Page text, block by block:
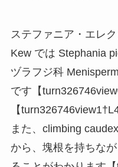
ステファニア・エレ
Kew では Stephania
ヅラフジ科
です【
【
また、climbing
から、塊根を持ちな